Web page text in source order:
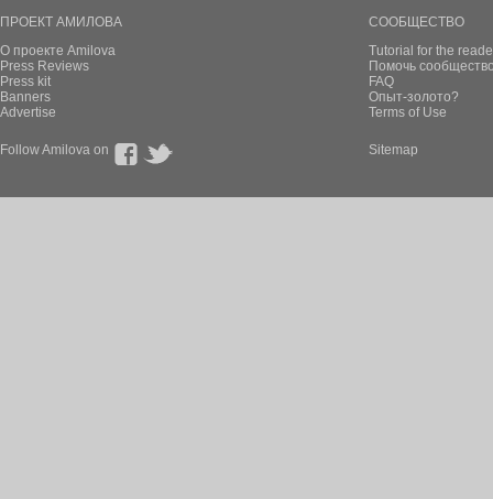
ПРОЕКТ АМИЛОВА
О проекте Amilova
Press Reviews
Press kit
Banners
Advertise
СООБЩЕСТВО
Tutorial for the
Помочь
FAQ
Опыт-золото?
Terms of Use
Follow Amilova on Sitemap